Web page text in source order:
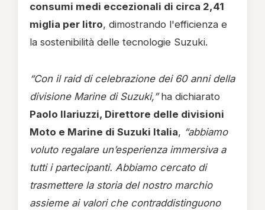
consumi medi eccezionali di circa 2,41
miglia per litro, dimostrando l'efficienza e
la sostenibilità delle tecnologie Suzuki.
“Con il raid di celebrazione dei 60 anni della
divisione Marine di Suzuki,”ha dichiarato
Paolo Ilariuzzi, Direttore delle divisioni
Moto e Marine di Suzuki Italia, “abbiamo
voluto regalare un’esperienza immersiva a
tutti i partecipanti. Abbiamo cercato di
trasmettere la storia del nostro marchio
assieme ai valori che contraddistinguono